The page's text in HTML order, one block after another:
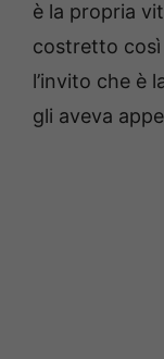
è la propria
costretto così
l’invito che è
gli aveva